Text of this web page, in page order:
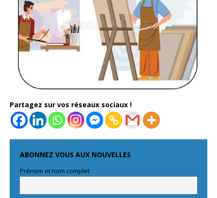
Partagez sur vos réseaux sociaux !
ABONNEZ VOUS AUX NOUVELLES
Prénom et nom complet